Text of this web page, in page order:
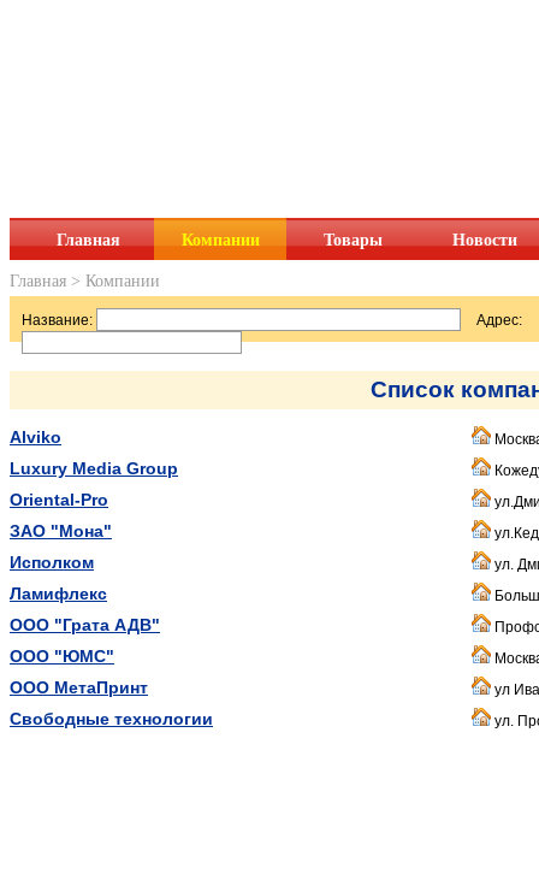
Главная Компании Товары Новости
Главная > Компании
Название: Адрес:
Список
Alviko
Luxury Media Group
Oriental-Pro
ЗАО "Мона"
Исполком ул.
Ламифлекс
ООО "Грата АДВ"
ООО "ЮМС"
ООО МетаПринт ул
Свободные технологии ул.